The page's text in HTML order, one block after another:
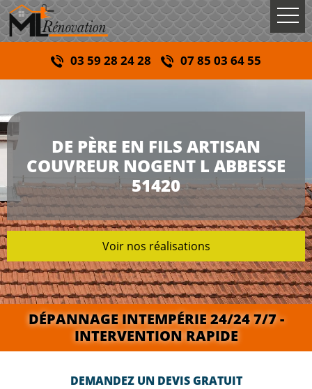
03 59 28 24 28 07 85 03 64 55
DE PÈRE EN FILS ARTISAN
COUVREUR NOGENT L ABBESSE
51420
Voir nos réalisations
DÉPANNAGE INTEMPÉRIE 24/24 7/7 -
INTERVENTION RAPIDE
DEMANDEZ UN DEVIS GRATUIT